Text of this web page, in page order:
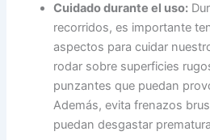
Cuidado durante el uso:
recorridos, es importante
aspectos para cuidar
rodar sobre superficies
punzantes que puedan
Además, evita frenazos
puedan desgastar